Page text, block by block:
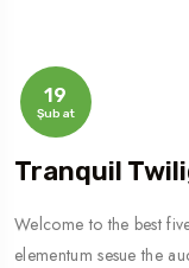
19
Şubat
Tranquil
Welcome to the best
elementum sesue the